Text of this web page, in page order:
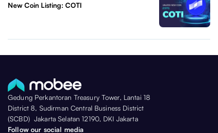
New Coin Listing: COTI
Gedung Perkantoran Treasury Tower, Lantai 18
District 8, Sudirman Central Business District
(SCBD) Jakarta Selatan 12190, DKI Jakarta
Follow our social media